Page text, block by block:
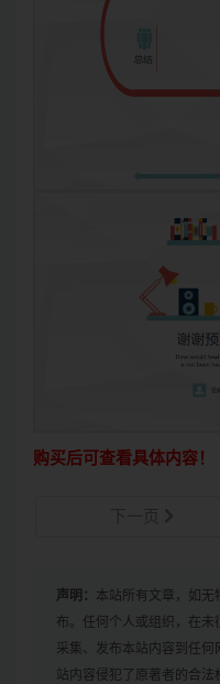
购买后可查看具体内容！
声明： 本站所有文章，如无
布。任何个人或组织，在未
采集、发布本站内容到任
站内容侵犯了原著者的合法